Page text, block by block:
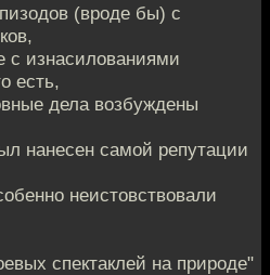
(вроде бы) с
изнасилованиями
есть,
дела возбуждены
нанесен самой репутации
неистовствовали
спектаклей на природе"